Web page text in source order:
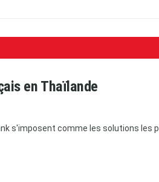
en Thaïlande
s'imposent comme les solutions les